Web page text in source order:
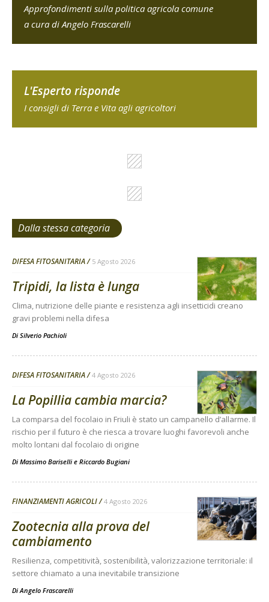
Approfondimenti sulla politica agricola comune
a cura di Angelo Frascarelli
L'Esperto risponde
I consigli di Terra e Vita agli agricoltori
Dalla stessa categoria
DIFESA FITOSANITARIA 5 Agosto 2026
Tripidi, la lista è lunga
Clima, nutrizione delle piante e resistenza agli insetticidi creano
gravi problemi nella difesa
Di Silverio Pachioli
DIFESA FITOSANITARIA 4 Agosto 2026
La Popillia cambia marcia?
La comparsa del focolaio in Friuli è stato un campanello d’allarme. Il
rischio per il futuro è che riesca a trovare luoghi favorevoli anche
molto lontani dal focolaio di origine
Di Massimo Bariselli e Riccardo Bugiani
FINANZIAMENTI AGRICOLI 4 Agosto 2026
Zootecnia alla prova del
cambiamento
Resilienza, competitività, sostenibilità, valorizzazione territoriale: il
settore chiamato a una inevitabile transizione
Di Angelo Frascarelli